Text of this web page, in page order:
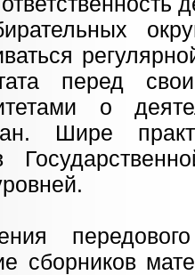
перед
о
Шире
сборников